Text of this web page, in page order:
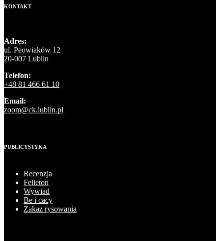
KONTAKT
Adres:
ul. Peowiaków 12
20-007 Lublin
Telefon:
+48 81 466 61 10
Email:
zoom@ck.lublin.pl
PUBLICYSTYKA
Recenzja
Felieton
Wywiad
Be i cacy
Zakaz rysowania